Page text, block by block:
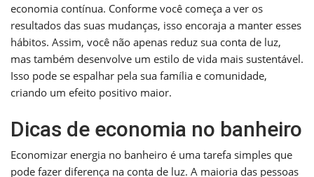
economia contínua. Conforme você começa a ver os
resultados das suas mudanças, isso encoraja a manter esses
hábitos. Assim, você não apenas reduz sua conta de luz,
mas também desenvolve um estilo de vida mais sustentável.
Isso pode se espalhar pela sua família e comunidade,
criando um efeito positivo maior.
Dicas de economia no banheiro
Economizar energia no banheiro é uma tarefa simples que
pode fazer diferença na conta de luz. A maioria das pessoas